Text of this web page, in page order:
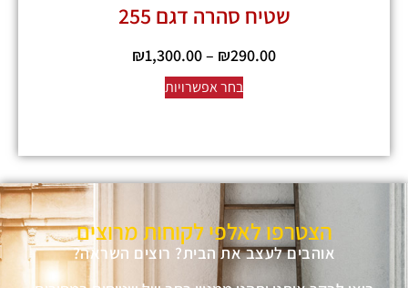
שטיח סהרה דגם 255
₪290.00
–
₪1,300.00
בחר אפשרויות
הצטרפו לאלפי לקוחות מרוצים
אוהבים לעצב את הבית? רוצים השראה?